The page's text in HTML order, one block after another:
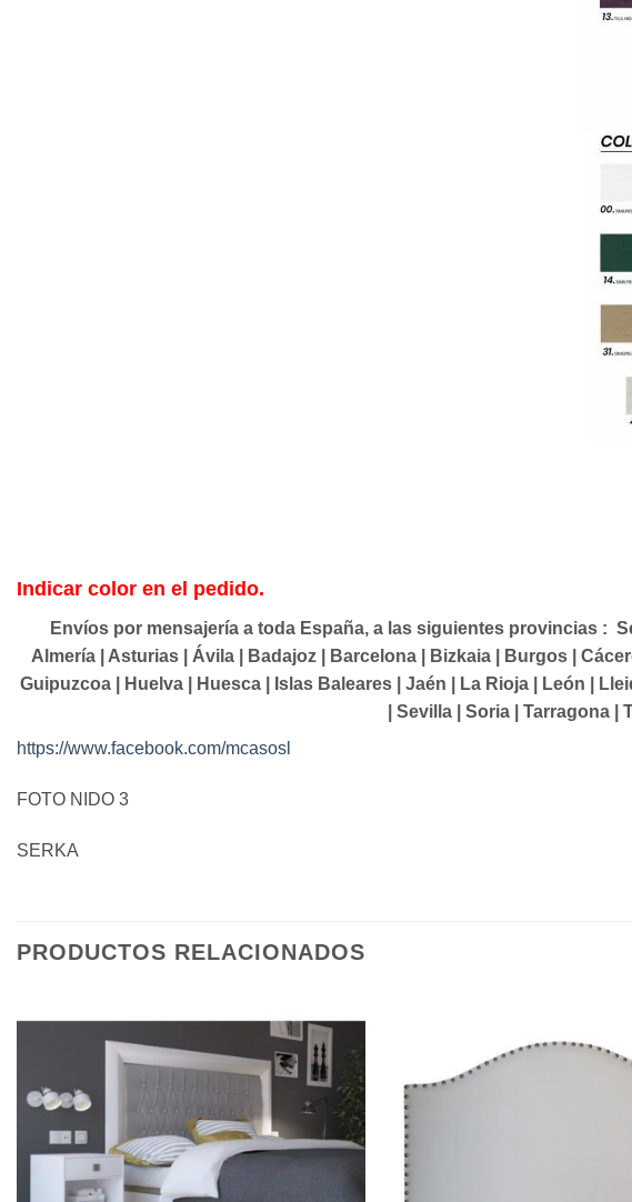
Indicar color en el pedido.
Envíos por mensajería a toda España, a las siguientes provincias :
Almería | Asturias | Ávila | Badajoz | Barcelona | Bizkaia | Burgos |
Guipuzcoa | Huelva | Huesca | Islas Baleares | Jaén | La Rioja | León |
| Sevilla | Soria | Tarragona
https://www.facebook.com/mcasosl
FOTO NIDO 3
SERKA
PRODUCTOS RELACIONADOS